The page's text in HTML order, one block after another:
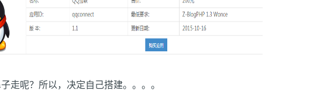
走呢？所以，决定自己搭建。。。。